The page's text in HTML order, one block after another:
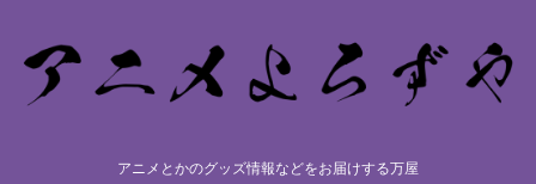
アニメとかのグッズ情報などをお届けする万屋